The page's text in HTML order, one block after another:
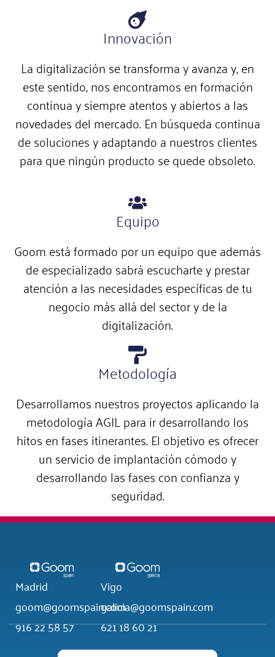
Innovación
La digitalización se transforma y avanza y, en
este sentido, nos encontramos en formación
continua y siempre atentos y abiertos a las
novedades del mercado. En búsqueda continua
de soluciones y adaptando a nuestros clientes
para que ningún producto se quede obsoleto.
Equipo
Goom está formado por un equipo que además
de especializado sabrá escucharte y prestar
atención a las necesidades específicas de tu
negocio más allá del sector y de la
digitalización.
Metodología
Desarrollamos nuestros proyectos aplicando la
metodología AGIL para ir desarrollando los
hitos en fases itinerantes. El objetivo es ofrecer
un servicio de implantación cómodo y
desarrollando las fases con confianza y
seguridad.
Madrid
goom@goomspain.com
916 22 58 57
Vigo
galicia@goomspain.com
621 18 60 21